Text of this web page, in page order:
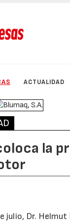
ACTUALIDAD
la
julio, Dr.